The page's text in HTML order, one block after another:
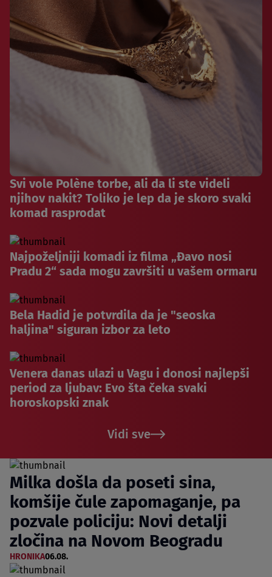
Svi vole Polène torbe, ali da li ste videli
njihov nakit? Toliko je lep da je skoro svaki
komad rasprodat
Najpoželjniji komadi iz filma „Đavo nosi
Pradu 2“ sada mogu završiti u vašem ormaru
Bela Hadid je potvrdila da je "seoska
haljina" siguran izbor za leto
Venera danas ulazi u Vagu i donosi najlepši
period za ljubav: Evo šta čeka svaki
horoskopski znak
Vidi sve
Milka došla da poseti sina,
komšije čule zapomaganje, pa
pozvale policiju: Novi detalji
zločina na Novom Beogradu
HRONIKA06.08.